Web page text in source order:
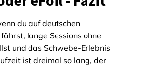
du auf deutschen
lange Sessions ohne
und das Schwebe-Erlebnis
ist dreimal so lang, der